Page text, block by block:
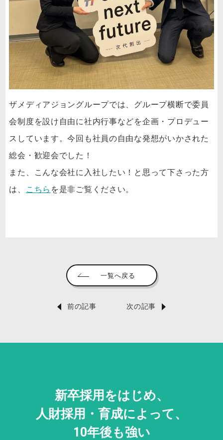
ザメディアジョングループでは、グループ横断で委員
会制度を設け自由に社内行事などを企画・プロデュー
スしています。今回も社員の自由な発想がいかされた
総会・歓迎会でした！
また、こんな会社に入社したい！と思って下さった方
は、
こちら を是非ご覧ください。
前の記事
一覧へ戻る
次の記事
新卒採用をはじめ、
人財採用・ 育成によって、
10年後も強い